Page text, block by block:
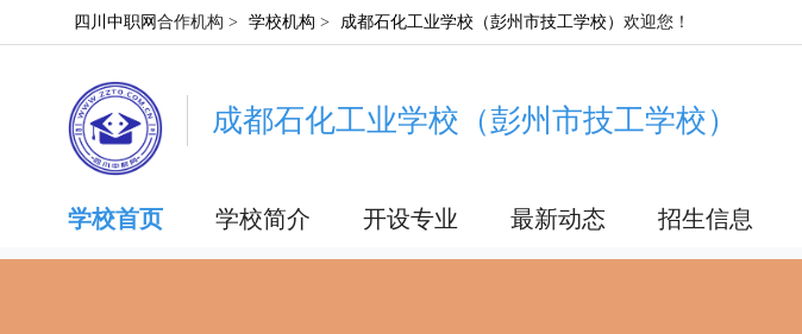
四川中职网 合作机构 > 学校机构 > 成都石化工业学校（彭州市技工学校） 欢迎您！
成都石化工业学校（彭州市技工学校）
学校首页 学校简介 开设专业 最新动态 招生信息